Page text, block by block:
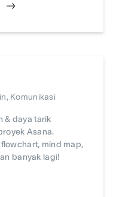
Komunikasi
& daya tarik
Asana.
mind map,
banyak lagi!